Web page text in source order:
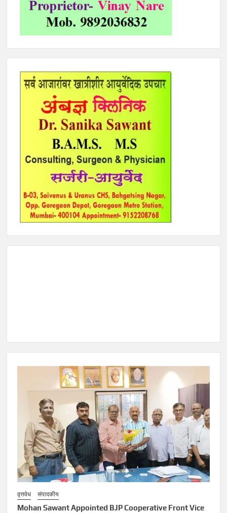
वृत्तवेध संपादकीय
Mohan Sawant Appointed BJP Cooperative Front Vice